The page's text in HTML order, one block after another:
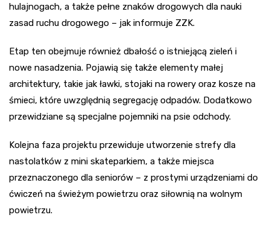
hulajnogach, a także pełne znaków drogowych dla nauki
zasad ruchu drogowego – jak informuje ZZK.
Etap ten obejmuje również dbałość o istniejącą zieleń i
nowe nasadzenia. Pojawią się także elementy małej
architektury, takie jak ławki, stojaki na rowery oraz kosze na
śmieci, które uwzględnią segregację odpadów. Dodatkowo
przewidziane są specjalne pojemniki na psie odchody.
Kolejna faza projektu przewiduje utworzenie strefy dla
nastolatków z mini skateparkiem, a także miejsca
przeznaczonego dla seniorów – z prostymi urządzeniami do
ćwiczeń na świeżym powietrzu oraz siłownią na wolnym
powietrzu.